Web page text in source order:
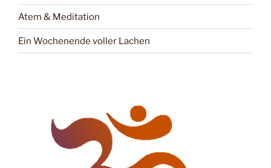
Atem & Meditation
Ein Wochenende voller Lachen